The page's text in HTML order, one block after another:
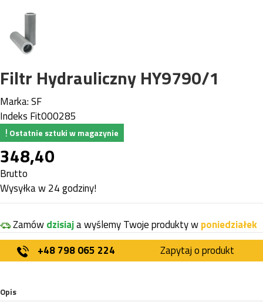
Filtr Hydrauliczny HY9790/1
Marka:SF
Indeks Fit000285
Ostatnie sztuki w magazynie
348,40
Brutto
Wysyłka w 24 godziny!
Zamówdzisiaja wyślemy Twoje produkty wponiedziałek
+48 798 065 224
Zapytaj o produkt
Opis